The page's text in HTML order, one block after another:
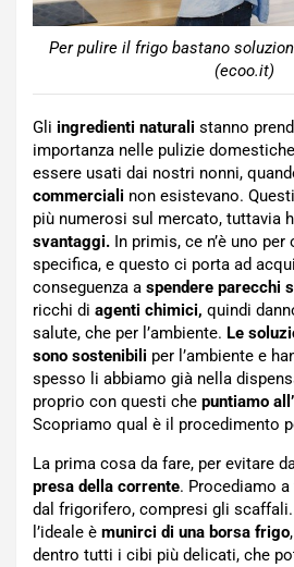
Per pulire il frigo bastano
(ecoo.it)
Gli ingredienti naturali stanno
importanza nelle pulizie
essere usati dai nostri nonni,
commerciali non esistevano.
più numerosi sul mercato, tuttavia
svantaggi. In primis, ce n’è uno
specifica, e questo ci porta ad
conseguenza a spendere parecchi
ricchi di agenti chimici, quindi
salute, che per l’ambiente. Le
sono sostenibili per l’ambiente e
spesso li abbiamo già nella
proprio con questi che puntiamo
Scopriamo qual è il procedimento
La prima cosa da fare, per evitare
presa della corrente. Procediamo
dal frigorifero, compresi gli
l’ideale è munirci di una borsa frigo
dentro tutti i cibi più delicati, che